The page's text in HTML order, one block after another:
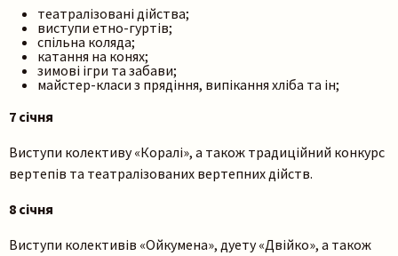
театралізовані дійства;
виступи етно-гуртів;
спільна коляда;
катання на конях;
зимові ігри та забави;
майстер-класи з прядіння, випікання хліба та ін;
7 січня
Виступи колективу «Коралі», а також традиційний конкурс
вертепів та театралізованих вертепних дійств.
8 січня
Виступи колективів «Ойкумена», дуету «Двійко», а також